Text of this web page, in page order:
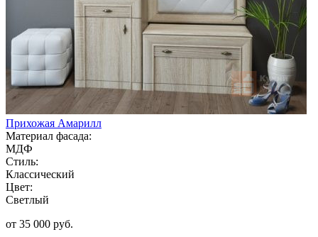
Прихожая Амарилл
Материал фасада:
МДФ
Стиль:
Классический
Цвет:
Светлый
от 35 000 руб.